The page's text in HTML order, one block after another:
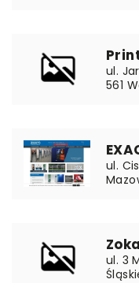
ul.
561
ul.
ul. 3